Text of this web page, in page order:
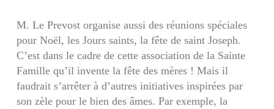
M. Le Prevost organise aussi des réunions spéciales
pour Noël, les Jours saints, la fête de saint Joseph.
C’est dans le cadre de cette association de la Sainte
Famille qu’il invente la fête des mères ! Mais il
faudrait s’arrêter à d’autres initiatives inspirées par
son zèle pour le bien des âmes. Par exemple, la